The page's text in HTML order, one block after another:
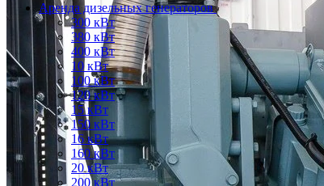
Аренда дизельных генераторов
300 кВт
380 кВт
400 кВт
10 кВт
100 кВт
120 кВт
15 кВт
150 кВт
16 кВт
160 кВт
20 кВт
200 кВт